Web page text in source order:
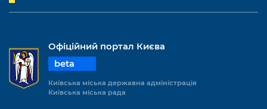
Офіційний портал Києва
beta
Київська міська державна адміністрація
Київська міська рада